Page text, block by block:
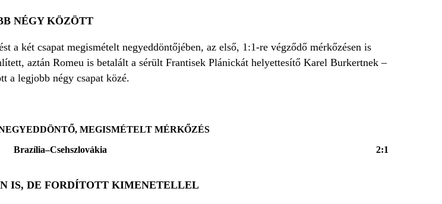
NÉGY KÖZÖTT
a két csapat megismételt negyeddöntőjében, az első, 1:1-re végződő mérkőzésen is
aztán Romeu is betalált a sérült Frantisek Plánickát helyettesítő Karel Burkertnek –
a legjobb négy csapat közé.
MEGISMÉTELT MÉRKŐZÉS
Brazília–Csehszlovákia 2:1
IS, DE FORDÍTOTT KIMENETELLEL